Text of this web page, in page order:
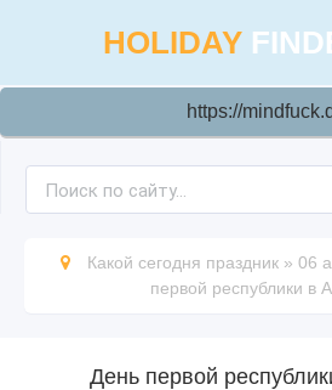
HOLIDAY
https://
Какой сегодня праздник » 06
первой республики в
День первой